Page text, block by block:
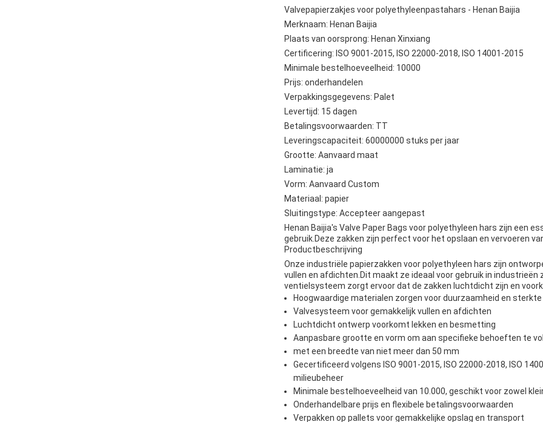
Valvepapierzakjes voor polyethyleenpastahars - Henan Baijia
Merknaam: Henan Baijia
Plaats van oorsprong: Henan Xinxiang
Certificering: ISO 9001-2015, ISO 22000-2018, ISO 14001-2015
Minimale bestelhoeveelheid: 10000
Prijs: onderhandelen
Verpakkingsgegevens: Palet
Levertijd: 15 dagen
Betalingsvoorwaarden: TT
Leveringscapaciteit: 60000000 stuks per jaar
Grootte: Aanvaard maat
Laminatie: ja
Vorm: Aanvaard Custom
Materiaal: papier
Sluitingstype: Accepteer aangepast
Henan Baijia's Valve Paper Bags voor polyethyleen hars zijn een
gebruik.Deze zakken zijn perfect voor het opslaan en vervoeren
Productbeschrijving
Onze industriële papierzakken voor polyethyleen hars zijn
vullen en afdichten.Dit maakt ze ideaal voor gebruik in
ventielsysteem zorgt ervoor dat de zakken luchtdicht zijn en
Hoogwaardige materialen zorgen voor duurzaamheid en sterkte
Valvesysteem voor gemakkelijk vullen en afdichten
Luchtdicht ontwerp voorkomt lekken en besmetting
Aanpasbare grootte en vorm om aan specifieke behoeften te
met een breedte van niet meer dan 50 mm
Gecertificeerd volgens ISO 9001-2015, ISO 22000-2018, ISO
milieubeheer
Minimale bestelhoeveelheid van 10.000, geschikt voor zowel
Onderhandelbare prijs en flexibele betalingsvoorwaarden
Verpakken op pallets voor gemakkelijke opslag en transport